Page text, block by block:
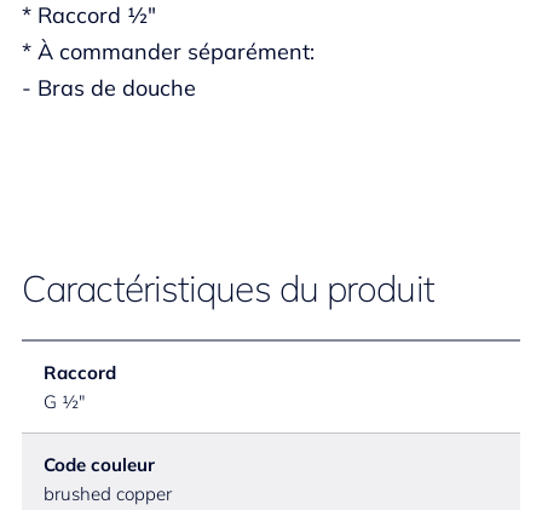
* Raccord ½"
* À commander séparément:
- Bras de douche
Caractéristiques du produit
Raccord
G ½"
Code couleur
brushed copper